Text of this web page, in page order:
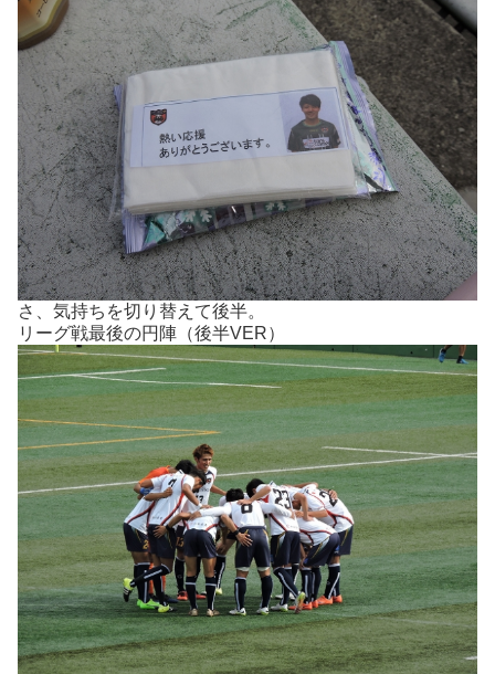
さ、気持ちを切り替えて後半。
リーグ戦最後の円陣（後半VER）